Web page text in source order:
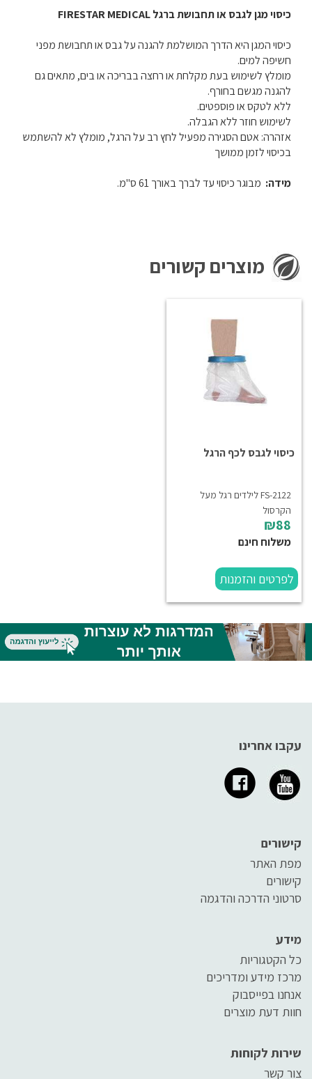
כיסוי מגן לגבס או תחבושת ברגלFIRESTAR MEDICAL
כיסוי המגן היא הדרך המושלמת להגנה על גבס או תחבושת מפני
חשיפה למים.
מומלץ לשימוש בעת מקלחת או רחצה בבריכה או בים, מתאים גם
להגנה מגשם בחורף.
ללא לטקס או פוספטים.
לשימוש חוזר ללא הגבלה.
אזהרה: אטם הסגירה מפעיל לחץ רב על הרגל, מומלץ לא להשתמש
בכיסוי לזמן ממושך
מידה: מבוגר כיסויעד לברך באורך 61 ס"מ.
מוצרים קשורים
כיסוי לגבס לכף הרגל
FS-2122 לילדים רגל מעל
הקרסול
₪88
משלוח חינם
לפרטים והזמנות
עקבו אחרינו
קישורים
מפת האתר
קישורים
סרטוני הדרכה והדגמה
מידע
כל הקטגוריות
מרכז מידע ומדריכים
אנחנו בפייסבוק
חוות דעת מוצרים
שירות לקוחות
צור קשר